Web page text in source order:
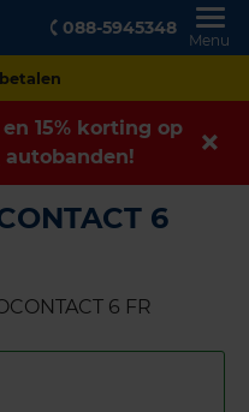
088-5945348
Menu
en 15% korting op
autobanden!
6